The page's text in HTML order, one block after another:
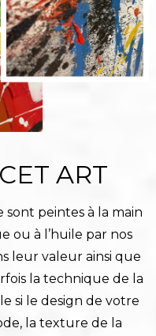
ART
peintes à la main
ou à l’huile par nos
leur valeur ainsi que
la technique de la
si le design de votre
la texture de la